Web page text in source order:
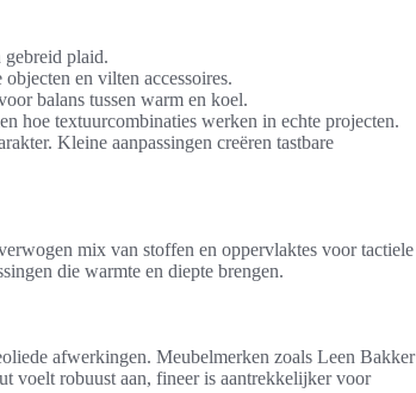
gebreid plaid.
en vilten accessoires.
balans tussen warm en koel.
hoe textuurcombinaties werken in echte projecten.
Kleine aanpassingen creëren tastbare
mix van stoffen en oppervlaktes voor tactiele
die warmte en diepte brengen.
afwerkingen. Meubelmerken zoals Leen Bakker
voelt robuust aan, fineer is aantrekkelijker voor